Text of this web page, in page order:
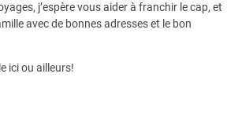
j’espère vous aider à franchir le cap, et
avec de bonnes adresses et le bon
ici ou ailleurs!